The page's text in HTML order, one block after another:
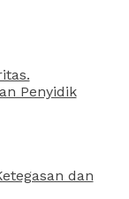
Penyidik
dan